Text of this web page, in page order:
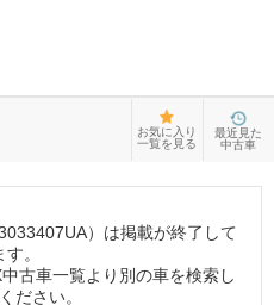
お気に入り
一覧を見る
最近見た
中古車
）は掲載が終了して
。
古車一覧より別の車を検索し
ださい。